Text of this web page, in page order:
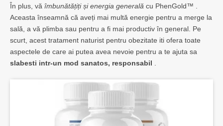
În plus, vă îmbunătățiți și energia generală cu PhenGold™ .
Aceasta înseamnă că aveți mai multă energie pentru a merge la
sală, a vă plimba sau pentru a fi mai productiv în general. Pe
scurt, acest tratament naturist pentru obezitate iti ofera toate
aspectele de care ai putea avea nevoie pentru a te ajuta sa
slabesti intr-un mod sanatos, responsabil